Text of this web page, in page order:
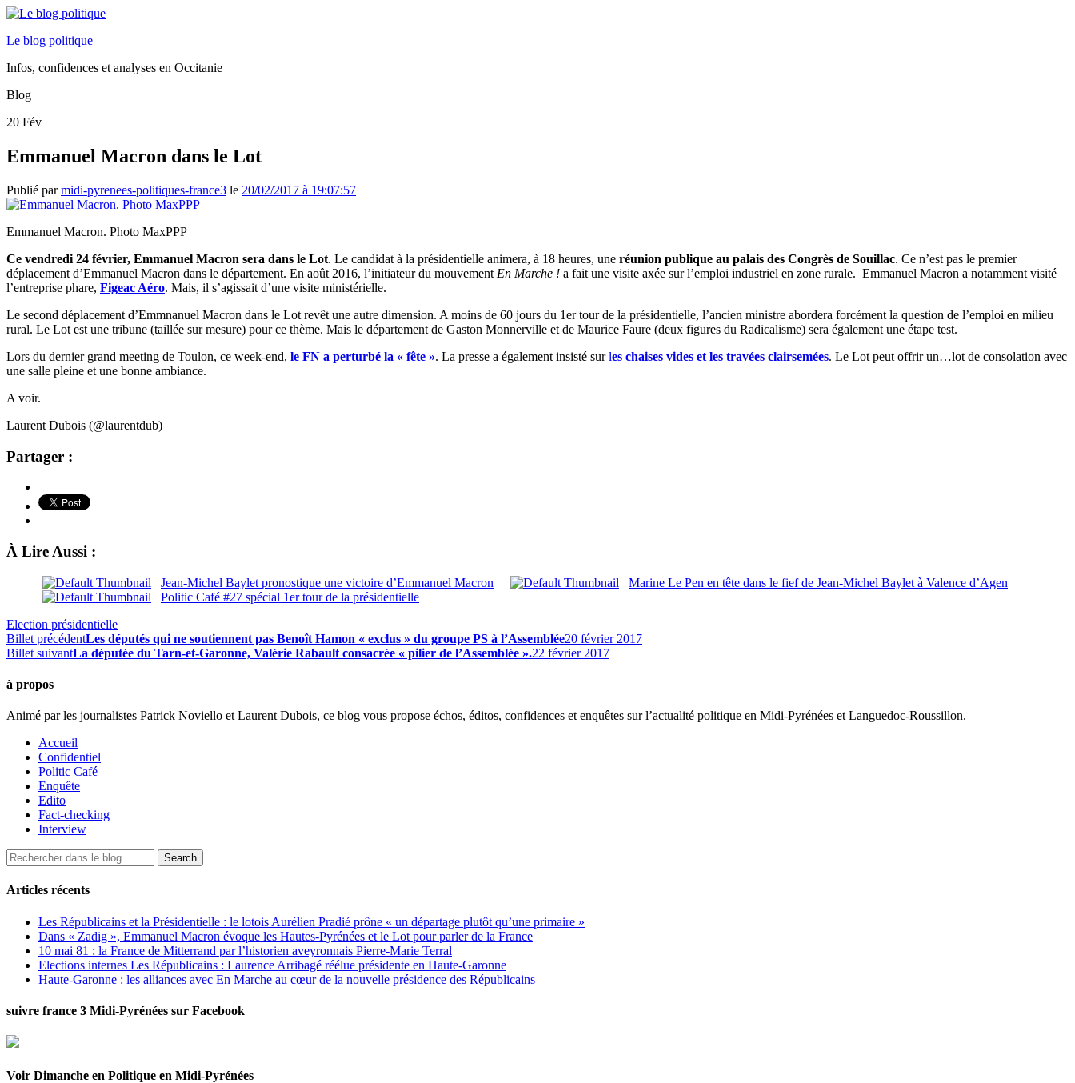
Le blog politique
Infos, confidences et analyses en Occitanie
Blog
20 Fév
Emmanuel Macron dans le Lot
Publié parmidi-pyrenees-politiques-france3 le 20/02/2017 à 19:07:57
Emmanuel Macron. Photo MaxPPP
Ce vendredi 24 février, Emmanuel Macron sera dans le Lot. Le candidat à la présidentielle animera, à 18 heures, une réunion publique au palais des Congrès de Souillac. Ce n’est pas le premier
déplacement d’Emmanuel Macron dans le département. En août 2016, l’initiateur du mouvement En Marche ! a fait une visite axée sur l’emploi industriel en zone rurale. Emmanuel Macron a notamment visité
l’entreprise phare, Figeac Aéro. Mais, il s’agissait d’une visite ministérielle.
Le second déplacement d’Emmnanuel Macron dans le Lot revêt une autre dimension. A moins de 60 jours du 1er tour de la présidentielle, l’ancien ministre abordera forcément la question de l’emploi en milieu
rural. Le Lot est une tribune (taillée sur mesure) pour ce thème. Mais le département de Gaston Monnerville et de Maurice Faure (deux figures du Radicalisme) sera également une étape test.
Lors du dernier grand meeting de Toulon, ce week-end, le FN a perturbé la « fête ». La presse a également insisté surles chaises vides et les travées clairsemées. Le Lot peut offrir un…lot de consolation avec
une salle pleine et une bonne ambiance.
A voir.
Laurent Dubois (@laurentdub)
Partager :
À Lire Aussi :
Jean-Michel Baylet pronostique une victoire d’Emmanuel Macron
Marine Le Pen en tête dans le fief de Jean-Michel Baylet à Valence d’Agen
Politic Café #27 spécial 1er tour de la présidentielle
Election présidentielle
Billet précédentLes députés qui ne soutiennent pas Benoît Hamon « exclus » du groupe PS à l’Assemblée20 février 2017
Billet suivantLa députée du Tarn-et-Garonne, Valérie Rabault consacrée « pilier de l’Assemblée ».22 février 2017
à propos
Animé par les journalistes Patrick Noviello et Laurent Dubois, ce blog vous propose échos, éditos, confidences et enquêtes sur l’actualité politique en Midi-Pyrénées et Languedoc-Roussillon.
Accueil
Confidentiel
Politic Café
Enquête
Edito
Fact-checking
Interview
Articles récents
Les Républicains et la Présidentielle : le lotois Aurélien Pradié prône « un départage plutôt qu’une primaire »
Dans « Zadig », Emmanuel Macron évoque les Hautes-Pyrénées et le Lot pour parler de la France
10 mai 81 : la France de Mitterrand par l’historien aveyronnais Pierre-Marie Terral
Elections internes Les Républicains : Laurence Arribagé réélue présidente en Haute-Garonne
Haute-Garonne : les alliances avec En Marche au cœur de la nouvelle présidence des Républicains
suivre france 3 Midi-Pyrénées sur Facebook
Voir Dimanche en Politique en Midi-Pyrénées